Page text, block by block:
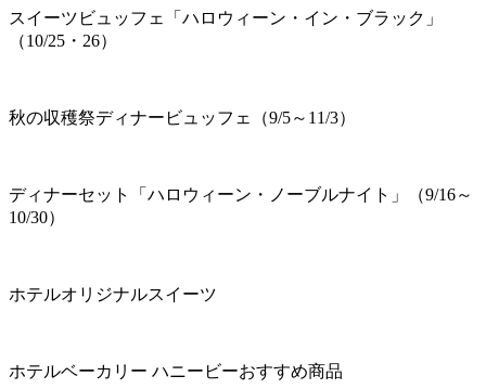
スイーツビュッフェ「ハロウィーン・イン・ブラック」
（10/25・26）
秋の収穫祭ディナービュッフェ（9/5～11/3）
ディナーセット「ハロウィーン・ノーブルナイト」（9/16～
10/30）
ホテルオリジナルスイーツ
ホテルベーカリー ハニービーおすすめ商品